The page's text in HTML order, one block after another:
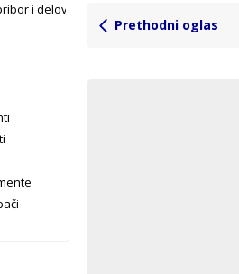
i delovi
Prethodni oglas